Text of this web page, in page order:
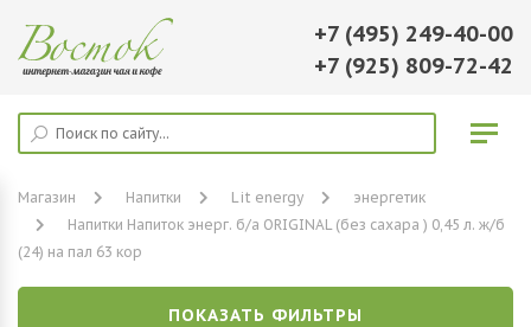
+7 (495) 249-40-00
+7 (925) 809-72-42
Магазин Напитки Lit energy
энергетик
Напитки Напиток энерг. б/а ORIGINAL (без сахара ) 0,45 л. ж/б
(24) на пал 63 кор
ПОКАЗАТЬ ФИЛЬТРЫ